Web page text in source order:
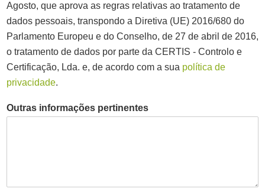
Agosto, que aprova as regras relativas ao tratamento de
dados pessoais, transpondo a Diretiva (UE) 2016/680 do
Parlamento Europeu e do Conselho, de 27 de abril de 2016,
o tratamento de dados por parte da CERTIS - Controlo e
Certificação, Lda. e, de acordo com a sua política de
privacidade.
Outras informações pertinentes